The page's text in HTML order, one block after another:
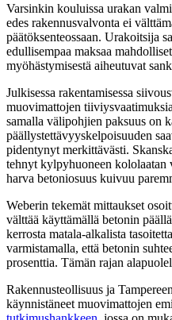
Varsinkin kouluissa urakan
edes rakennusvalvonta ei
päätöksenteossaan. Urakoitsija
edullisempaa maksaa
myöhästymisestä aiheutuvat
Julkisessa rakentamisessa
muovimattojen
samalla välipohjien paksuus on
päällystettävyyskelpoisuuden
pidentynyt merkittävästi.
tehnyt kylpyhuoneen kololaatan
harva betoniosuus kuivuu
Weberin tekemät mittaukset
välttää käyttämällä betonin
kerrosta matala-alkalista
varmistamalla, että betonin
prosenttia. Tämän rajan
Rakennusteollisuus ja
käynnistäneet muovimattojen